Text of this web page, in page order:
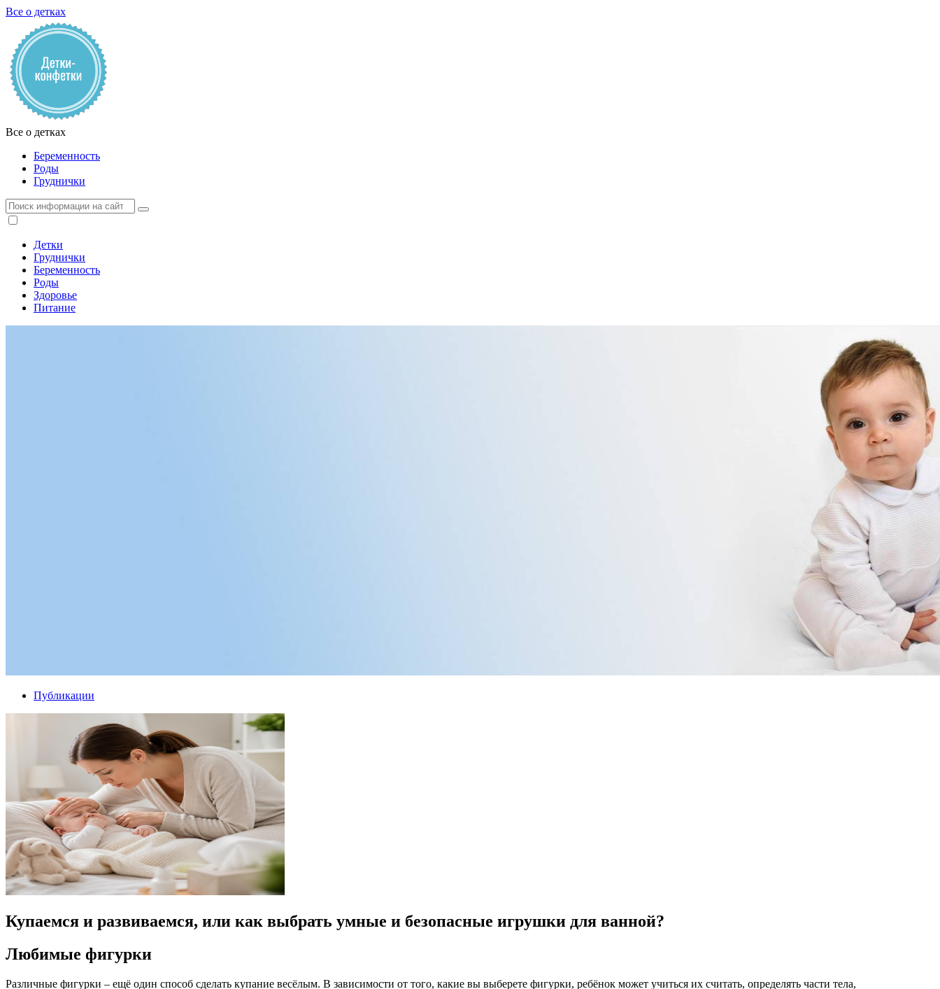
Все о детках
Все о детках
Беременность
Роды
Груднички
Детки
Груднички
Беременность
Роды
Здоровье
Питание
Публикации
Купаемся и развиваемся, или как выбрать умные и безопасные игрушки для ванной?
Любимые фигурки
Различные фигурки – ещё один способ сделать купание весёлым. В зависимости от того, какие вы выберете фигурки, ребёнок может учиться их считать, определять части тела,